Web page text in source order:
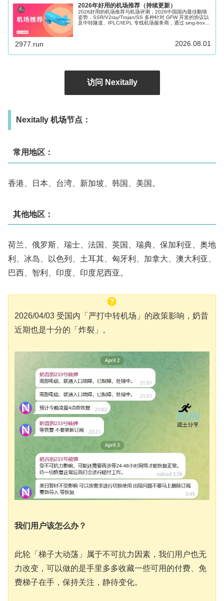
2026年好用的机场推荐（持续更新）
2026好用的机场推荐与机场评测，2026中国国内最佳翻墙
姿势，SSR/V2ray/Trojan/SS 多种针对 GFW 开发的协议以
及中转隧道、IPLC/IEPL 专线机场服务商，通过 sing-box、
2977.run 2026.08.01
访问 Nexitally
Nexitally 机场节点：
常用地区：
香港、日本、台湾、新加坡、韩国、美国。
其他地区：
荷兰、俄罗斯、瑞士、法国、英国、瑞典、保加利亚、奥地
利、冰岛、以色列、土耳其、匈牙利、加拿大、澳大利亚、
巴西、智利、印度、印度尼西亚。
2026/04/03 受国内「严打中转机场」的政策影响，奶昔
近期也是十分的「炸裂」。
我们用户该怎么办？
此轮「梯子大动荡」属于不可抗力因素，我们用户也无
力改变，可以做的是手里多多收藏一些可用的付费、免
费梯子在手，保持关注，静待变化。